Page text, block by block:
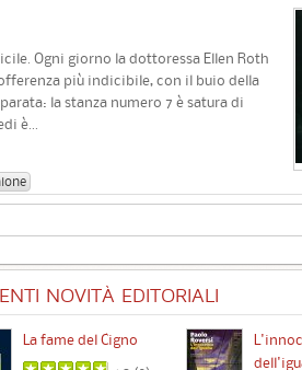
Ogni giorno la dottoressa Ellen Roth
più indicibile, con il buio della
la stanza numero 7 è satura di
è...
NOVITÀ EDITORIALI
La fame del Cigno